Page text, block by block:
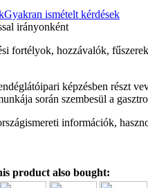
Gyakran ismételt kérdések
irányonként
fortélyok, hozzávalók,
képzésben részt
során szembesül a
információk,
product also bought: